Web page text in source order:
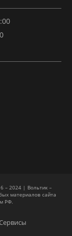
– 2024 | Вольтик –
материалов сайта
РФ.